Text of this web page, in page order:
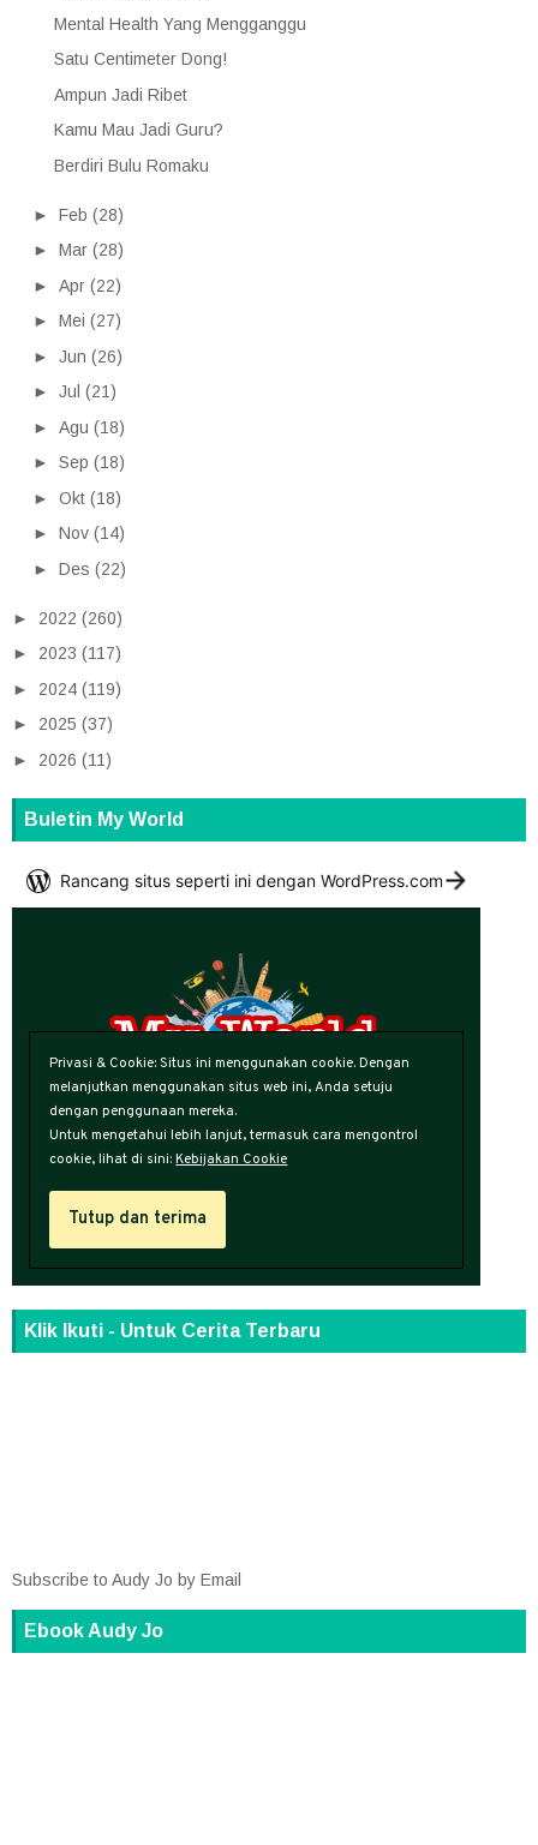
Mental Health Yang Mengganggu
Satu Centimeter Dong!
Ampun Jadi Ribet
Kamu Mau Jadi Guru?
Berdiri Bulu Romaku
► Feb (28)
► Mar (28)
► Apr (22)
► Mei (27)
► Jun (26)
► Jul (21)
► Agu (18)
► Sep (18)
► Okt (18)
► Nov (14)
► Des (22)
► 2022 (260)
► 2023 (117)
► 2024 (119)
► 2025 (37)
► 2026 (11)
Buletin My World
Klik Ikuti - Untuk Cerita Terbaru
Subscribe to Audy Jo by Email
Ebook Audy Jo